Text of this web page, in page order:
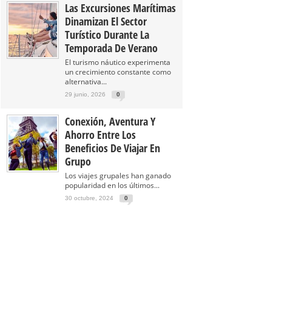
Las Excursiones Marítimas
Dinamizan El Sector
Turístico Durante La
Temporada De Verano
El turismo náutico experimenta
un crecimiento constante como
alternativa...
29 junio, 2026 0
Conexión, Aventura Y
Ahorro Entre Los
Beneficios De Viajar En
Grupo
Los viajes grupales han ganado
popularidad en los últimos...
30 octubre, 2024 0